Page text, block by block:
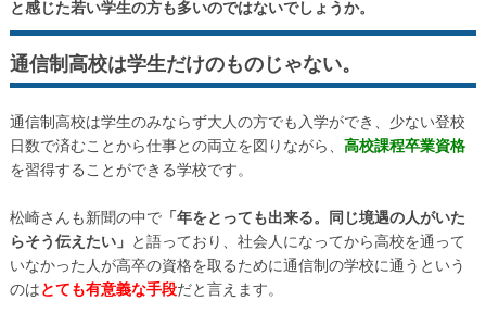
と感じた若い学生の方も多いのではないでしょうか。
通信制高校は学生だけのものじゃない。
通信制高校は学生のみならず大人の方でも入学ができ、少ない登校
日数で済むことから仕事との両立を図りながら、 高校課程卒業資格
を習得することができる学校です。
松崎さんも新聞の中で「年をとっても出来る。同じ境遇の人がいた
らそう伝えたい」 と語っており、社会人になってから高校を通って
いなかった人が高卒の資格を取るために通信制の学校に通うという
のはとても有意義な手段だと言えます。